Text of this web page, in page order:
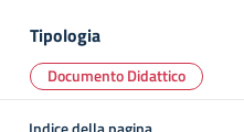
Tipologia
Documento Didattico